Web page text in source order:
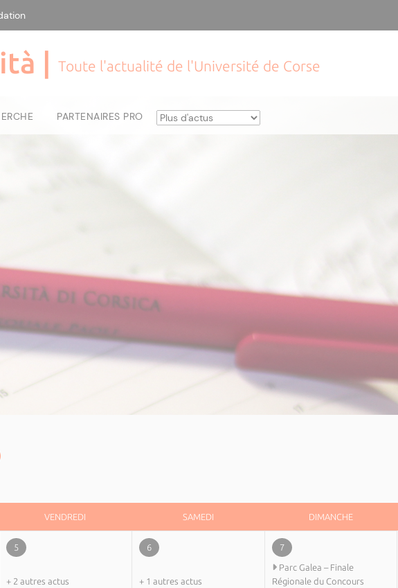
| Toute l'actualité de l'Université de Corse
PARTENAIRES PRO
VENDREDI SAMEDI DIMANCHE
5
+ 2 autres actus
6
+ 1 autres actus
7
Parc Galea – Finale
Régionale du Concours